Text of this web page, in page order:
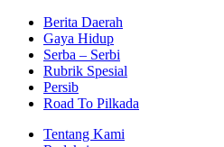
Berita Daerah
Gaya Hidup
Serba – Serbi
Rubrik Spesial
Persib
Road To Pilkada
Tentang Kami